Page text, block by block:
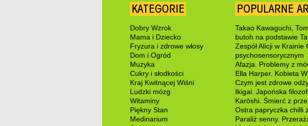
KATEGORIE
Dobry Wzrok
Mama i Dziecko
Fryzura i zdrowe włosy
Dom i Ogród
Muzyka
Cukry i słodkości
Kraj Kwitnącej Wiśni
Ludzki mózg
Witaminy
Piękny Stan
Medinarium
POPULARNE
Takao Kawaguchi,
butoh na podstawie
Zespół Alicji w
psychosensorycznym
Afazja. Problemy z
Ella Harper. Kobieta
Czym jest zdrowe
Ikigai. Japońska
Karōshi. Śmierć z
Ostra papryczka chilli
Paraliż senny.